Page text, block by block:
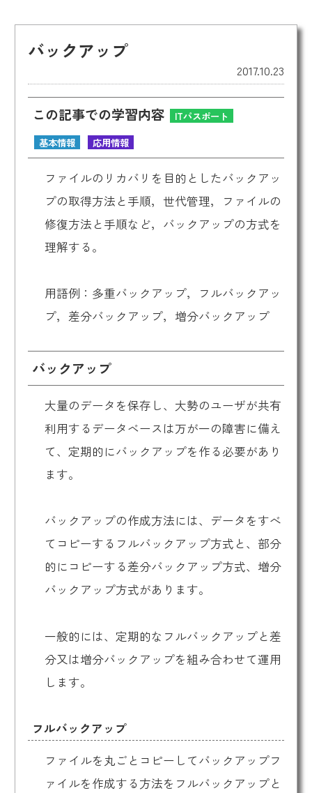
バックアップ
2017.10.23
この記事での学習内容
ITパスポート
基本情報
応用情報
ファイルのリカバリを目的としたバックアッ
プの取得方法と手順，世代管理，ファイルの
修復方法と手順など，バックアップの方式を
理解する。
用語例：多重バックアップ，フルバックアッ
プ，差分バックアップ，増分バックアップ
バックアップ
大量のデータを保存し、大勢のユーザが共有
利用するデータベースは万が一の障害に備え
て、定期的にバックアップを作る必要があり
ます。
バックアップの作成方法には、データをすべ
てコピーするフルバックアップ方式と、部分
的にコピーする差分バックアップ方式、増分
バックアップ方式があります。
一般的には、定期的なフルバックアップと差
分又は増分バックアップを組み合わせて運用
します。
フルバックアップ
ファイルを丸ごとコピーしてバックアップフ
ァイルを作成する方法をフルバックアップと